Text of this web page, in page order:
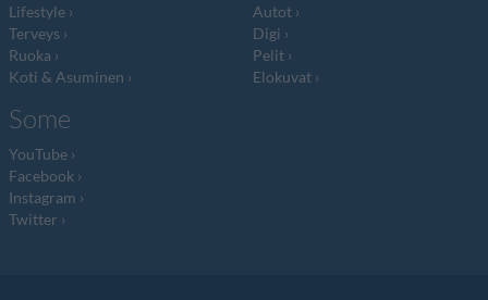
Lifestyle
Terveys
Ruoka
Koti & Asuminen
Autot
Digi
Pelit
Elokuvat
Some
YouTube
Facebook
Instagram
Twitter